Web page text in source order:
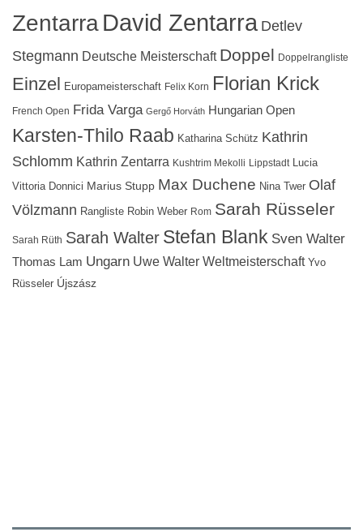
ZentarraDavid Zentarra Detlev
Stegmann Deutsche Meisterschaft Doppel Doppelrangliste
Einzel Europameisterschaft Felix Korn Florian Krick
French Open Frida Varga Gergő Horváth Hungarian Open
Karsten-Thilo Raab Katharina Schütz Kathrin
Schlomm Kathrin Zentarra Kushtrim Mekolli Lippstadt Lucia
Vittoria Donnici Marius Stupp Max Duchene Nina Twer Olaf
Völzmann Rangliste Robin Weber Rom Sarah Rüsseler
Sarah Rüth Sarah Walter Stefan Blank Sven Walter
Thomas Lam Ungarn Uwe Walter Weltmeisterschaft Yvo
Rüsseler Újszász